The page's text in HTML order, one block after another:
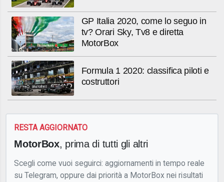
GP Italia 2020, come lo seguo in
tv? Orari Sky, Tv8 e diretta
MotorBox
Formula 1 2020: classifica piloti e
costruttori
RESTA AGGIORNATO
MotorBox, prima di tutti gli altri
Scegli come vuoi seguirci: aggiornamenti in tempo reale
su Telegram, oppure dai priorità a MotorBox nei risultati